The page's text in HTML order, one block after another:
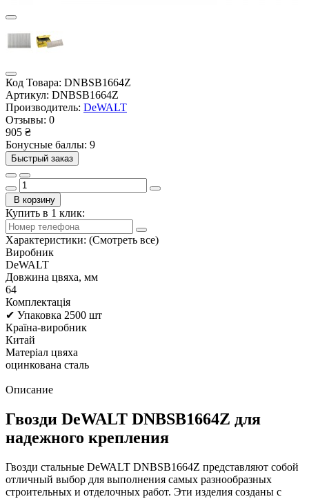
Код Товара: DNBSB1664Z
Артикул: DNBSB1664Z
Производитель: DeWALT
Отзывы: 0
905 ₴
Бонусные баллы: 9
Быстрый заказ
В корзину
Купить в 1 клик:
Характеристики: (Смотреть все)
Виробник
DeWALT
Довжина цвяха, мм
64
Комплектація
✔ Упаковка 2500 шт
Країна-виробник
Китай
Матеріал цвяха
оцинкована сталь
Описание
Гвозди DeWALT DNBSB1664Z для
надежного крепления
Гвозди стальные DeWALT DNBSB1664Z представляют собой
отличный выбор для выполнения самых разнообразных
строительных и отделочных работ. Эти изделия созданы с